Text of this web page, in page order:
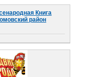
Книга
район